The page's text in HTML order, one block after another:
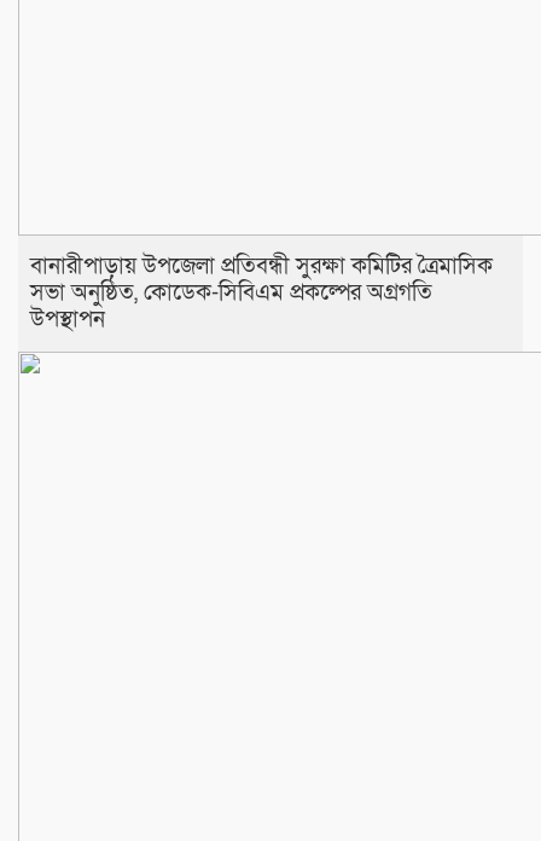
বানারীপাড়ায় উপজেলা প্রতিবন্ধী সুরক্ষা কমিটির ত্রৈমাসিক
সভা অনুষ্ঠিত, কোডেক-সিবিএম প্রকল্পের অগ্রগতি
উপস্থাপন